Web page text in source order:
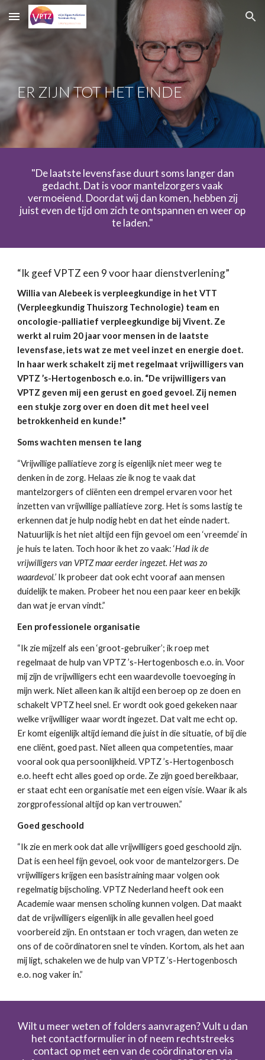
Skip to main content Skip to navigation
ER ZIJN TOT HET EINDE
"De laatste levensfase duurt soms langer dan
gedacht. Dat is voor mantelzorgers vaak
vermoeiend. Doordat wij dan komen, hebben zij
juist even de tijd om zich te ontspannen en weer op
te laden."
“Ik geef VPTZ een 9 voor haar dienstverlening”
Willia van Alebeek is verpleegkundige in het VTT
(Verpleegkundig Thuiszorg Technologie) team en
oncologie-palliatief verpleegkundige bij Vivent. Ze
werkt al ruim 20 jaar voor mensen in de laatste
levensfase, iets wat ze met veel inzet en energie doet.
In haar werk schakelt zij met regelmaat vrijwilligers van
VPTZ ’s-Hertogenbosch e.o. in. “De vrijwilligers van
VPTZ geven mij een gerust en goed gevoel. Zij nemen
een stukje zorg over en doen dit met heel veel
betrokkenheid en kunde!”
Soms wachten mensen te lang
“Vrijwillige palliatieve zorg is eigenlijk niet meer weg te
denken in de zorg. Helaas zie ik nog te vaak dat
mantelzorgers of cliënten een drempel ervaren voor het
inzetten van vrijwillige palliatieve zorg. Het is soms lastig te
erkennen dat je hulp nodig hebt en dat het einde nadert.
Natuurlijk is het niet altijd een fijn gevoel om een ‘vreemde’ in
je huis te laten. Toch hoor ik het zo vaak: ‘Had ik de
vrijwilligers van VPTZ maar eerder ingezet. Het was zo
waardevol.’ Ik probeer dat ook echt vooraf aan mensen
duidelijk te maken. Probeer het nou een paar keer en bekijk
dan wat je ervan vindt.”
Een professionele organisatie
“Ik zie mijzelf als een ‘groot-gebruiker’; ik roep met
regelmaat de hulp van VPTZ ’s-Hertogenbosch e.o. in. Voor
mij zijn de vrijwilligers echt een waardevolle toevoeging in
mijn werk. Niet alleen kan ik altijd een beroep op ze doen en
schakelt VPTZ heel snel. Er wordt ook goed gekeken naar
welke vrijwilliger waar wordt ingezet. Dat valt me echt op.
Er komt eigenlijk altijd iemand die juist in die situatie, of bij die
ene cliënt, goed past. Niet alleen qua competenties, maar
vooral ook qua persoonlijkheid. VPTZ ’s-Hertogenbosch
e.o. heeft echt alles goed op orde. Ze zijn goed bereikbaar,
er staat echt een organisatie met een eigen visie. Waar ik als
zorgprofessional altijd op kan vertrouwen.”
Goed geschoold
“Ik zie en merk ook dat alle vrijwilligers goed geschoold zijn.
Dat is een heel fijn gevoel, ook voor de mantelzorgers. De
vrijwilligers krijgen een basistraining maar volgen ook
regelmatig bijscholing. VPTZ Nederland heeft ook een
Academie waar mensen scholing kunnen volgen. Dat maakt
dat de vrijwilligers eigenlijk in alle gevallen heel goed
voorbereid zijn. En ontstaan er toch vragen, dan weten ze
ons of de coördinatoren snel te vinden. Kortom, als het aan
mij ligt, schakelen we de hulp van VPTZ ’s-Hertogenbosch
e.o. nog vaker in.”
Wilt u meer weten of folders aanvragen? Vult u dan
het contactformulier in of neem rechtstreeks
contact op met een van de coördinatoren via